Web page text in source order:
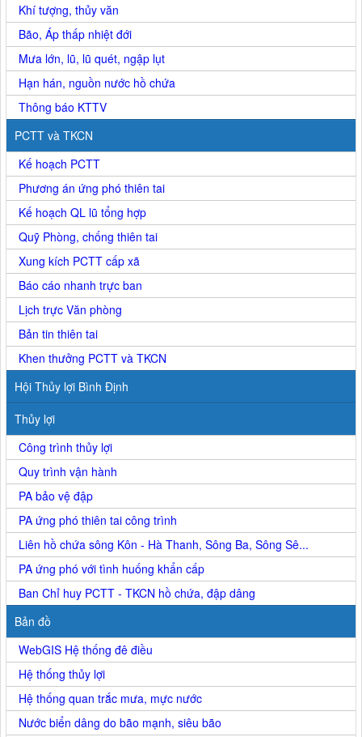
Khí tượng, thủy văn
Bão, Áp thấp nhiệt đới
Mưa lớn, lũ, lũ quét, ngập lụt
Hạn hán, nguồn nước hồ chứa
Thông báo KTTV
PCTT và TKCN
Kế hoạch PCTT
Phương án ứng phó thiên tai
Kế hoạch QL lũ tổng hợp
Quỹ Phòng, chống thiên tai
Xung kích PCTT cấp xã
Báo cáo nhanh trực ban
Lịch trực Văn phòng
Bản tin thiên tai
Khen thưởng PCTT và TKCN
Hội Thủy lợi Bình Định
Thủy lợi
Công trình thủy lợi
Quy trình vận hành
PA bảo vệ đập
PA ứng phó thiên tai công trình
Liên hồ chứa sông Kôn - Hà Thanh, Sông Ba, Sông Sê...
PA ứng phó với tình huống khẩn cấp
Ban Chỉ huy PCTT - TKCN hồ chứa, đập dâng
Bản đồ
WebGIS Hệ thống đê điều
Hệ thống thủy lợi
Hệ thống quan trắc mưa, mực nước
Nước biển dâng do bão mạnh, siêu bão